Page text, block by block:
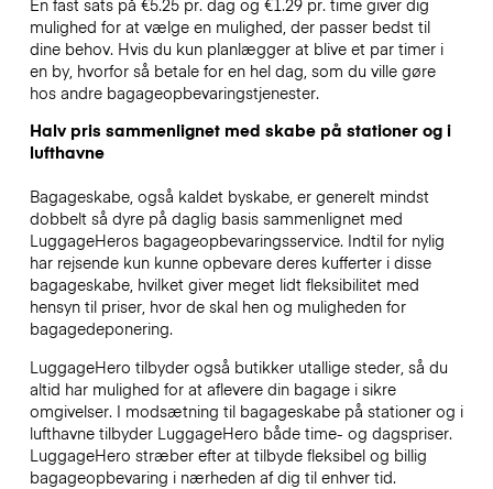
En fast sats på €5.25 pr. dag og €1.29 pr. time giver dig
mulighed for at vælge en mulighed, der passer bedst til
dine behov. Hvis du kun planlægger at blive et par timer i
en by, hvorfor så betale for en hel dag, som du ville gøre
hos andre bagageopbevaringstjenester.
Halv pris sammenlignet med skabe på stationer og i
lufthavne
Bagageskabe, også kaldet byskabe, er generelt mindst
dobbelt så dyre på daglig basis sammenlignet med
LuggageHeros bagageopbevaringsservice. Indtil for nylig
har rejsende kun kunne opbevare deres kufferter i disse
bagageskabe, hvilket giver meget lidt fleksibilitet med
hensyn til priser, hvor de skal hen og muligheden for
bagagedeponering.
LuggageHero tilbyder også butikker utallige steder, så du
altid har mulighed for at aflevere din bagage i sikre
omgivelser. I modsætning til bagageskabe på stationer og i
lufthavne tilbyder LuggageHero både time- og dagspriser.
LuggageHero stræber efter at tilbyde fleksibel og billig
bagageopbevaring i nærheden af dig til enhver tid.